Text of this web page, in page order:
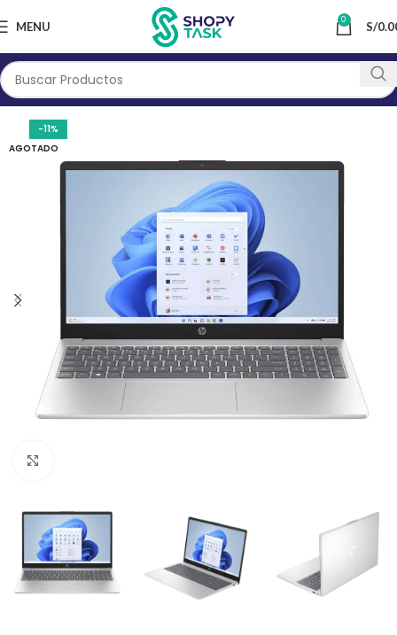
MENU 0 S/
-11%
AGOTADO